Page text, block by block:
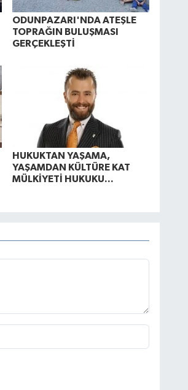
ODUNPAZARI'NDA ATEŞLE
TOPRAĞIN BULUŞMASI
GERÇEKLEŞTİ
HUKUKTAN YAŞAMA,
YAŞAMDAN KÜLTÜRE KAT
MÜLKİYETİ HUKUKU...